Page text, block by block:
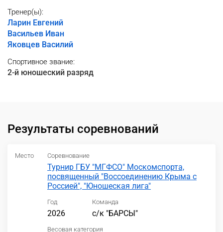
Тренер(ы):
Ларин Евгений
Васильев Иван
Яковцев Василий
Спортивное звание:
2-й юношеский разряд
Результаты соревнований
Место Соревнование
Турнир ГБУ "МГФСО" Москомспорта,
посвященный "Воссоединению Крыма с
Россией", "Юношеская лига"
Год
2026
Команда
с/к "БАРСЫ"
Весовая категория